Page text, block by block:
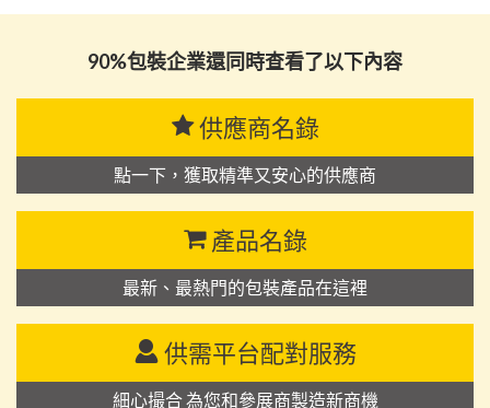
90%包裝企業還同時查看了以下內容
供應商名錄
點一下，獲取精準又安心的供應商
產品名錄
最新、最熱門的包裝產品在這裡
供需平台配對服務
細心撮合 為您和參展商製造新商機